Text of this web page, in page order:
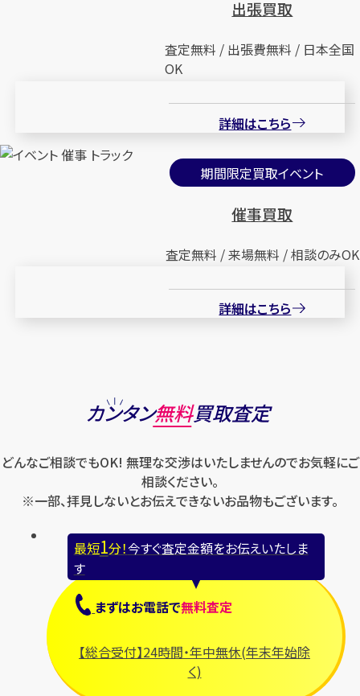
出張買取
査定無料 / 出張費無料 / 日本全国
OK
詳細はこちら
期間限定買取イベント
催事買取
査定無料 / 来場無料 / 相談のみOK
詳細はこちら
カンタン無料買取査定
どんなご相談でもOK! 無理な交渉はいたしませんのでお気軽にご
相談ください。
※一部、拝見しないとお伝えできないお品物もございます。
最短1分！今すぐ査定金額をお伝えいたしま
す
まずはお電話で無料査定
【総合受付】24時間・年中無休(年末年始除
く)